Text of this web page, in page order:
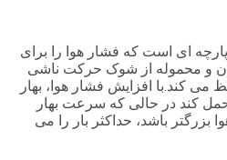
پارچه ای است که فشار هوا را برای
و محموله از شوک حرکت ناشی
می کند.با افزایش فشار هوا، بهار
کند در حالی که سرعت بهار
بزرگتر باشد، حداکثر بار را می